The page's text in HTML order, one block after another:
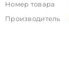
Номер товара
Производитель